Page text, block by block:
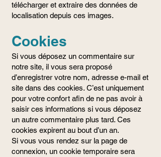
télécharger et extraire des données de
localisation depuis ces images.
Cookies
Si vous déposez un commentaire sur
notre site, il vous sera proposé
d’enregistrer votre nom, adresse e-mail et
site dans des cookies. C’est uniquement
pour votre confort afin de ne pas avoir à
saisir ces informations si vous déposez
un autre commentaire plus tard. Ces
cookies expirent au bout d’un an.
Si vous vous rendez sur la page de
connexion, un cookie temporaire sera